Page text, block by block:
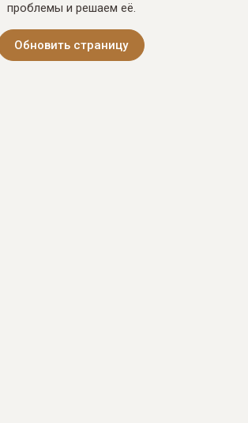
проблемы и решаем её.
Обновить страницу